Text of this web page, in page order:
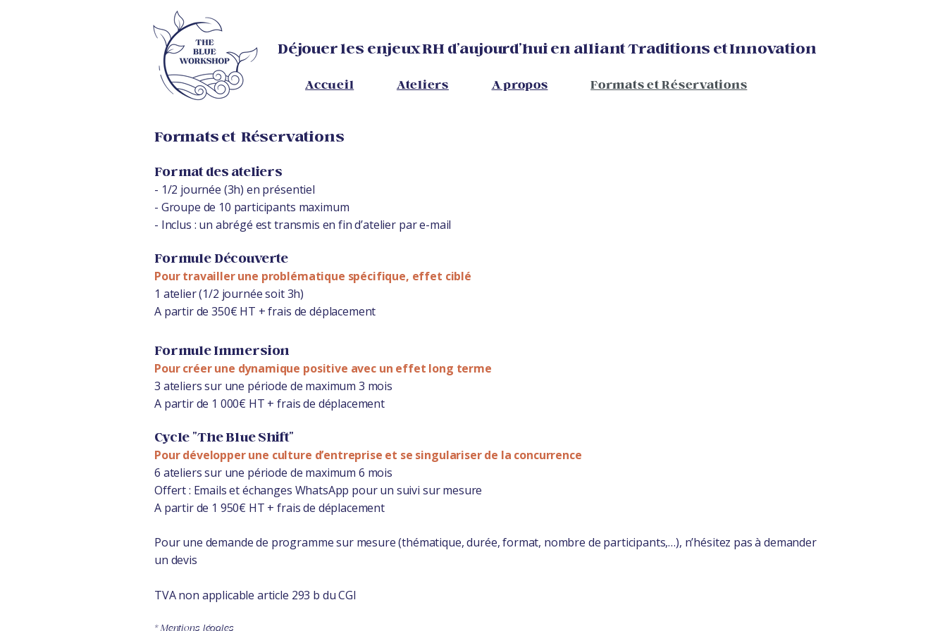
Accueil Ateliers A propos Formats et Réservations
Déjouer les enjeux RH d’aujourd’hui en alliant Traditions et Innovation
Formats et Réservations
Format des ateliers
- 1/2 journée (3h) en présentiel
- Groupe de 10 participants maximum
- Inclus : un abrégé est transmis en fin d’atelier par e-mail
Formule Découverte
Pour travailler une problématique spécifique, effet ciblé
1 atelier (1/2 journée soit 3h)
A partir de 350€ HT + frais de déplacement
Formule Immersion
Pour créer une dynamique positive avec un effet long terme
3 ateliers sur une période de maximum 3 mois
A partir de 1 000€ HT + frais de déplacement
Cycle "The Blue Shift"
Pour développer une culture d’entreprise et se singulariser de la concurrence
6 ateliers sur une période de maximum 6 mois
Offert : Emails et échanges WhatsApp pour un suivi sur mesure
A partir de 1 950€ HT + frais de déplacement
Pour une demande de programme sur mesure (thématique, durée, format, nombre de participants,…), n’hésitez pas à demander
un devis
TVA non applicable article 293 b du CGI
* Mentions légales